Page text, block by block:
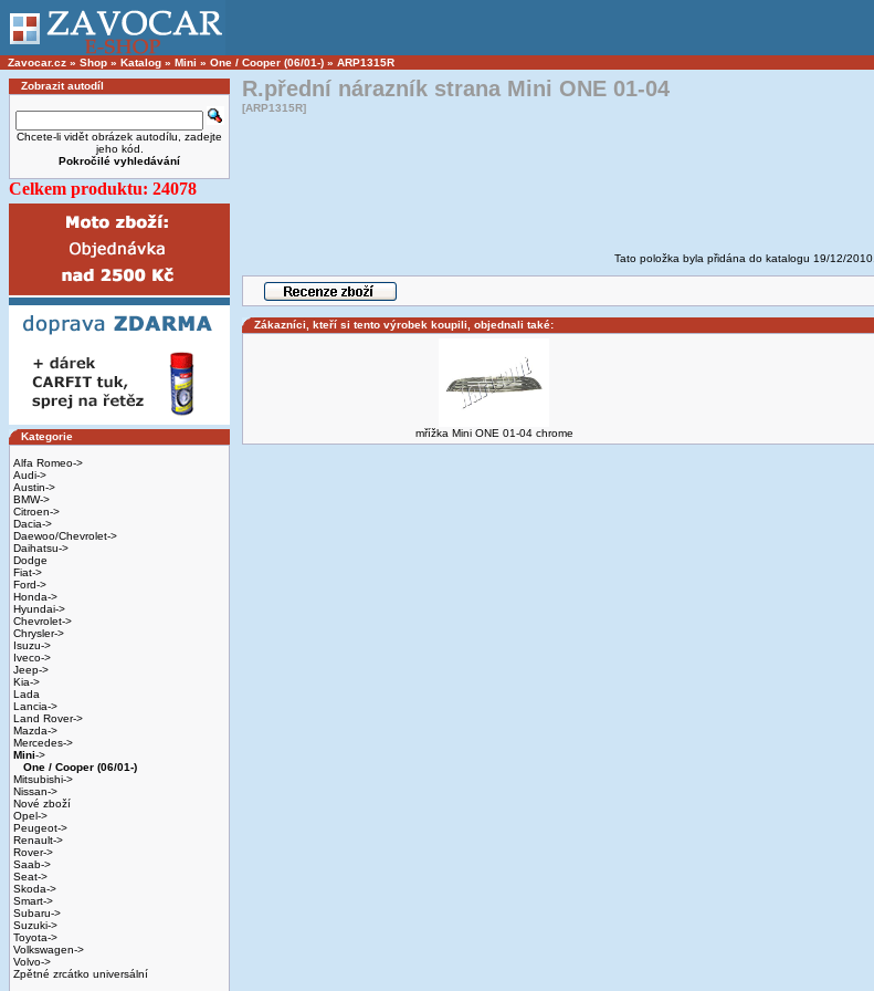
Zavocar.cz » Shop » Katalog » Mini » One / Cooper (06/01-) » ARP1315R
Zobrazit autodíl
Chcete-li vidět obrázek autodílu, zadejte
jeho kód.
Pokročilé vyhledávání
Celkem produktu: 24078
Kategorie
Alfa Romeo->
Audi->
Austin->
BMW->
Citroen->
Dacia->
Daewoo/Chevrolet->
Daihatsu->
Dodge
Fiat->
Ford->
Honda->
Hyundai->
Chevrolet->
Chrysler->
Isuzu->
Iveco->
Jeep->
Kia->
Lada
Lancia->
Land Rover->
Mazda->
Mercedes->
Mini->
One / Cooper (06/01-)
Mitsubishi->
Nissan->
Nové zboží
Opel->
Peugeot->
Renault->
Rover->
Saab->
Seat->
Skoda->
Smart->
Subaru->
Suzuki->
Toyota->
Volkswagen->
Volvo->
Zpětné zrcátko universální
R.přední nárazník strana Mini ONE 01-04
[ARP1315R]
Tato položka byla přidána do katalogu 19/12/2010.
Zákazníci, kteří si tento výrobek koupili, objednali také:
mřížka Mini ONE 01-04 chrome